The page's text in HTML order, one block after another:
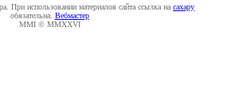
При использовании материалов сайта ссылка на caxapу
обязательна. Вебмастер
MMI © MMXXVI